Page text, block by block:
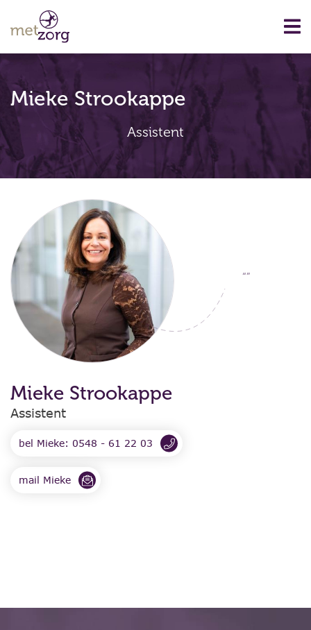
Mieke Strookappe
Assistent
“”
Mieke Strookappe
Assistent
bel Mieke: 0548 - 61 22 03
mail Mieke